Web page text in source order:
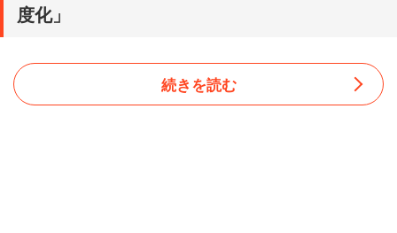
度化」
続きを読む